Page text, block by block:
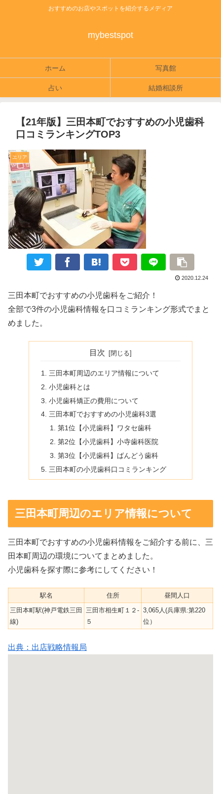
おすすめのお店やスポットを紹介するメディア
mybestspot
ホーム 写真館
占い 結婚相談所
【21年版】三田本町でおすすめの小児歯科
口コミランキングTOP3
エリア
2020.12.24
三田本町でおすすめの小児歯科をご紹介！
全部で3件の小児歯科情報を口コミランキング形式でまと
めました。
目次
三田本町周辺のエリア情報について
小児歯科とは
小児歯科矯正の費用について
三田本町でおすすめの小児歯科3選
第1位【小児歯科】ワタセ歯科
第2位【小児歯科】小寺歯科医院
第3位【小児歯科】ばんどう歯科
三田本町の小児歯科口コミランキング
三田本町周辺のエリア情報について
三田本町でおすすめの小児歯科情報をご紹介する前に、三
田本町周辺の環境についてまとめました。
小児歯科を探す際に参考にしてください！
駅名 住所
昼間人口
三田本町駅(神戸電鉄三田
線)
三田市相生町１２-
５
3,065人(兵庫県:第220
位）
出典：出店戦略情報局